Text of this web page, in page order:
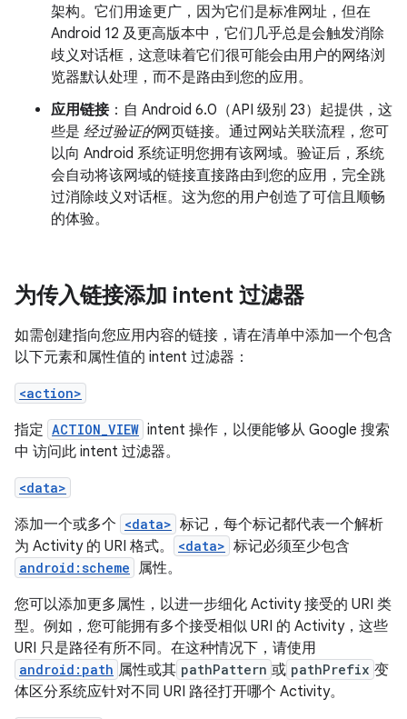
架构。它们用途更广，因为它们是标准网址，但在
Android 12 及更高版本中，它们几乎总是会触发消除
歧义对话框，这意味着它们很可能会由用户的网络浏
览器默认处理，而不是路由到您的应用。
应用链接：自 Android 6.0（API 级别 23）起提供，这
些是 经过验证的网页链接。通过网站关联流程，您可
以向 Android 系统证明您拥有该网域。验证后，系统
会自动将该网域的链接直接路由到您的应用，完全跳
过消除歧义对话框。这为您的用户创造了可信且顺畅
的体验。
为传入链接添加 intent 过滤器
如需创建指向您应用内容的链接，请在清单中添加一个包含
以下元素和属性值的 intent 过滤器：
<action>
指定 ACTION_VIEW intent 操作，以便能够从 Google 搜索
中 访问此 intent 过滤器。
<data>
添加一个或多个 <data> 标记，每个标记都代表一个解析
为 Activity 的 URI 格式。
<data> 标记必须至少包含
android:scheme 属性。
您可以添加更多属性，以进一步细化 Activity 接受的 URI 类
型。例如，您可能拥有多个接受相似 URI 的 Activity，这些
URI 只是路径有所不同。在这种情况下，请使用
android:path 属性或其 pathPattern 或 pathPrefix 变
体区分系统应针对不同 URI 路径打开哪个 Activity。